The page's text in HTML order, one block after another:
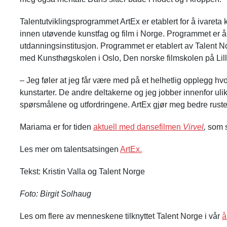
Talentutviklingsprogrammet ArtEx er etablert for å
innen utøvende kunstfag og film i Norge. Programmet er
utdanningsinstitusjon. Programmet er etablert av Talent
med Kunsthøgskolen i Oslo, Den norske filmskolen på
– Jeg føler at jeg får være med på et helhetlig opplegg
kunstarter. De andre deltakerne og jeg jobber innenfor
spørsmålene og utfordringene. ArtEx gjør meg bedre
Mariama er for tiden aktuell med dansefilmen Virvel, som
Les mer om talentsatsingen ArtEx.
Tekst: Kristin Valla og Talent Norge
Foto: Birgit Solhaug
Les om flere av menneskene tilknyttet Talent Norge i vår